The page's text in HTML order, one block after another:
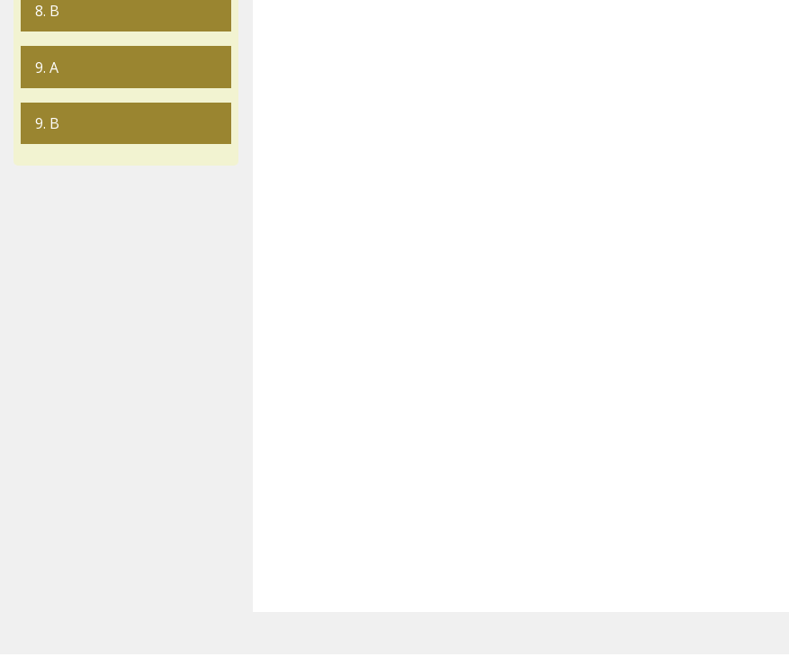
8. B
9. A
9. B